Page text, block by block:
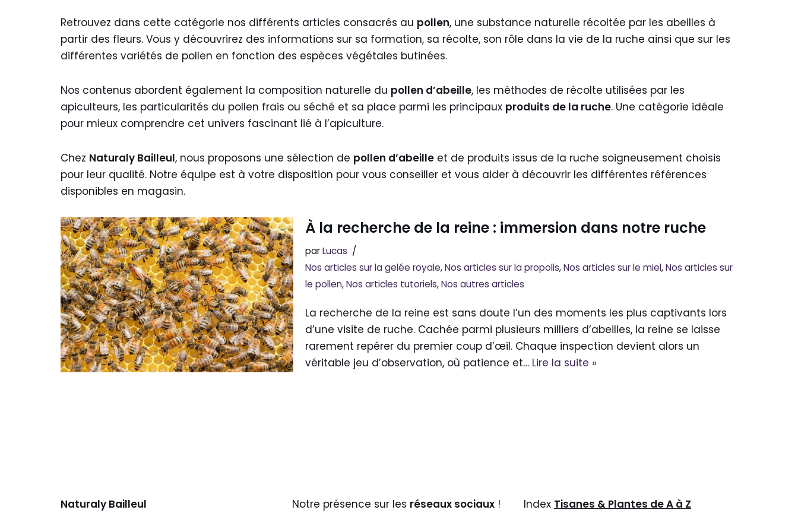
Retrouvez dans cette catégorie nos différents articles consacrés au pollen, une substance naturelle récoltée par les abeilles à
partir des fleurs. Vous y découvrirez des informations sur sa formation, sa récolte, son rôle dans la vie de la ruche ainsi que sur les
différentes variétés de pollen en fonction des espèces végétales butinées.
Nos contenus abordent également la composition naturelle du pollen d’abeille, les méthodes de récolte utilisées par les
apiculteurs, les particularités du pollen frais ou séché et sa place parmi les principaux produits de la ruche. Une catégorie idéale
pour mieux comprendre cet univers fascinant lié à l’apiculture.
Chez Naturaly Bailleul, nous proposons une sélection de pollen d’abeille et de produits issus de la ruche soigneusement choisis
pour leur qualité. Notre équipe est à votre disposition pour vous conseiller et vous aider à découvrir les différentes références
disponibles en magasin.
À la recherche de la reine : immersion dans notre ruche
parLucas
Nos articles sur la gelée royale,Nos articles sur la propolis,Nos articles sur le miel,Nos articles sur
le pollen,Nos articles tutoriels,Nos autres articles
La recherche de la reine est sans doute l’un des moments les plus captivants lors
d’une visite de ruche. Cachée parmi plusieurs milliers d’abeilles, la reine se laisse
rarement repérer du premier coup d’œil. Chaque inspection devient alors un
véritable jeu d’observation, où patience et… Lire la suite »
Naturaly Bailleul Notre présence sur les réseaux sociaux ! Index Tisanes & Plantes de A à Z